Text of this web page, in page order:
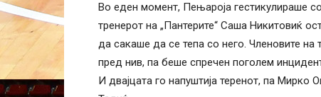
Во еден момент, Пењароја гестикулираше
тренерот на „Пантерите“ Саша Никитовиќ
да сакаше да се тепа со него. Членовите на
пред нив, па беше спречен поголем
И двајцата го напуштија теренот, па